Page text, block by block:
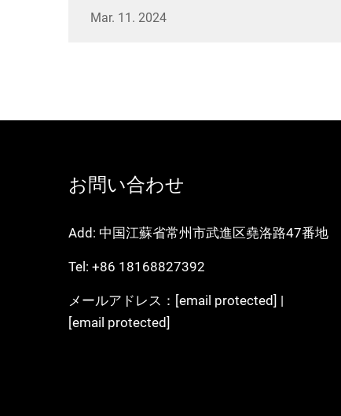
Mar. 11. 2024
お問い合わせ
Add: 中国江蘇省常州市武進区堯洛路47番地
Tel: +86 18168827392
メールアドレス： [email protected] |
[email protected]